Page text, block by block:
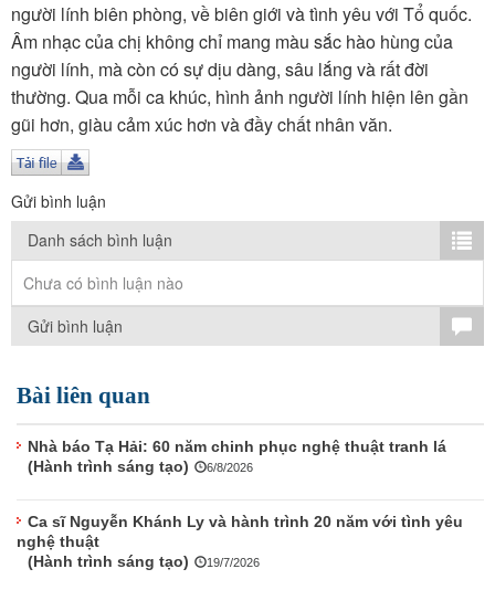
Kết nối VOV6
TÌM KIẾM
Vận hành bởi QI Corp
người lính biên phòng, về biên giới và tình yêu với Tổ quốc.
Âm nhạc của chị không chỉ mang màu sắc hào hùng của
người lính, mà còn có sự dịu dàng, sâu lắng và rất đời
thường. Qua mỗi ca khúc, hình ảnh người lính hiện lên gần
gũi hơn, giàu cảm xúc hơn và đầy chất nhân văn.
Gửi bình luận
Danh sách bình luận
Chưa có bình luận nào
Gửi bình luận
Bài liên quan
Nhà báo Tạ Hải: 60 năm chinh phục nghệ thuật tranh lá
(Hành trình sáng tạo)
6/8/2026
Ca sĩ Nguyễn Khánh Ly và hành trình 20 năm với tình yêu
nghệ thuật
(Hành trình sáng tạo)
19/7/2026